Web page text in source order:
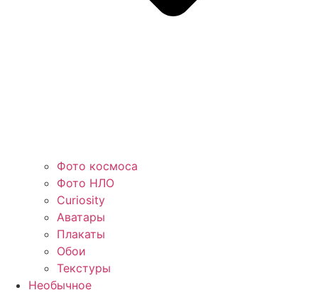
Фото космоса
Фото НЛО
Curiosity
Аватары
Плакаты
Обои
Текстуры
Необычное